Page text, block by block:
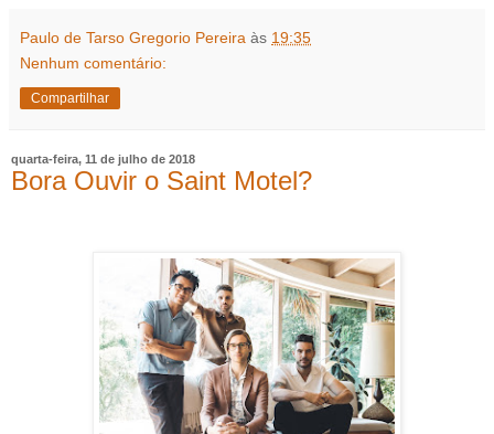
Paulo de Tarso Gregorio Pereira às 19:35
Nenhum comentário:
Compartilhar
quarta-feira, 11 de julho de 2018
Bora Ouvir o Saint Motel?